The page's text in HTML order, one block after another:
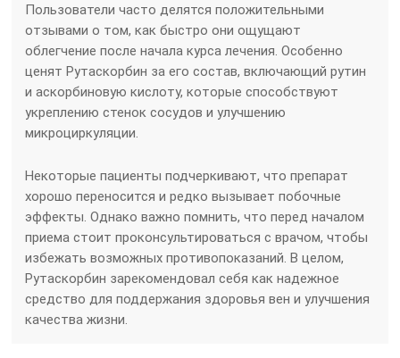
Пользователи часто делятся положительными
отзывами о том, как быстро они ощущают
облегчение после начала курса лечения. Особенно
ценят Рутаскорбин за его состав, включающий рутин
и аскорбиновую кислоту, которые способствуют
укреплению стенок сосудов и улучшению
микроциркуляции.
Некоторые пациенты подчеркивают, что препарат
хорошо переносится и редко вызывает побочные
эффекты. Однако важно помнить, что перед началом
приема стоит проконсультироваться с врачом, чтобы
избежать возможных противопоказаний. В целом,
Рутаскорбин зарекомендовал себя как надежное
средство для поддержания здоровья вен и улучшения
качества жизни.